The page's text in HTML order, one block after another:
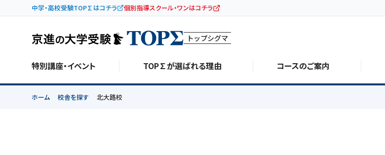
中学・高校受験TOP∑はコチラ 個別指導スクール・ワンはコチラ
トップシグマ
特別講座・イベント TOP∑が選ばれる理由 コースのご案内
ホーム 校舎を探す 北大路校